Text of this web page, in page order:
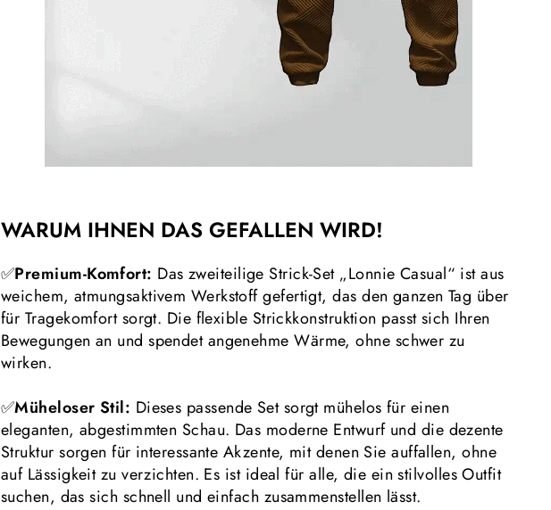
WARUM IHNEN DAS GEFALLEN WIRD!
✅Premium-Komfort: Das zweiteilige Strick-Set „Lonnie Casual“ ist aus
weichem, atmungsaktivem Werkstoff gefertigt, das den ganzen Tag über
für Tragekomfort sorgt. Die flexible Strickkonstruktion passt sich Ihren
Bewegungen an und spendet angenehme Wärme, ohne schwer zu
wirken.
✅Müheloser Stil: Dieses passende Set sorgt mühelos für einen
eleganten, abgestimmten Schau. Das moderne Entwurf und die dezente
Struktur sorgen für interessante Akzente, mit denen Sie auffallen, ohne
auf Lässigkeit zu verzichten. Es ist ideal für alle, die ein stilvolles Outfit
suchen, das sich schnell und einfach zusammenstellen lässt.